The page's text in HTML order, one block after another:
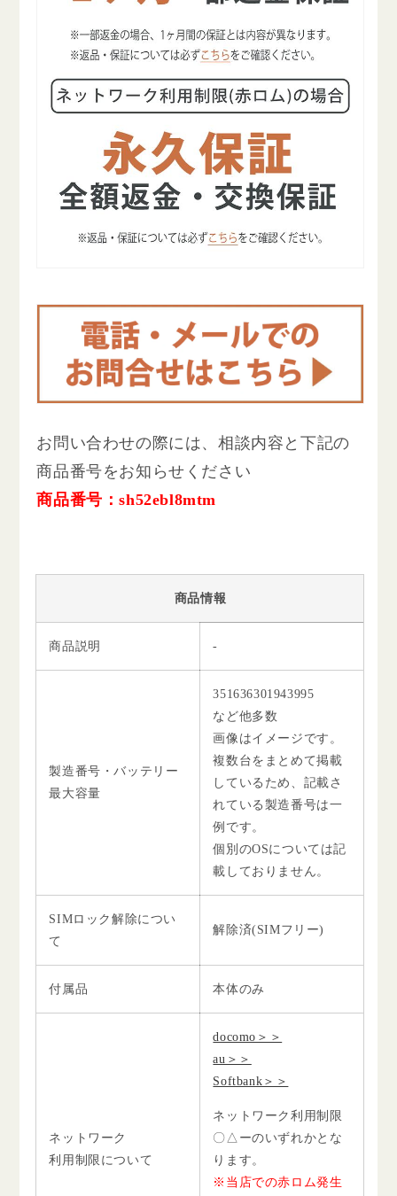
お問い合わせの際には、相談内容と下記の
商品番号をお知らせください
商品番号：sh52ebl8mtm
商品情報
商品説明 -
製造番号・バッテリー
最大容量
351636301943995
など他多数
画像はイメージです。
複数台をまとめて掲載
しているため、記載さ
れている製造番号は一
例です。
個別のOSについては記
載しておりません。
SIMロック解除につい
て
解除済(SIMフリー)
付属品 本体のみ
ネットワーク
利用制限について
docomo＞＞
au＞＞
Softbank＞＞
ネットワーク利用制限
〇△ーのいずれかとな
ります。
※当店での赤ロム発生